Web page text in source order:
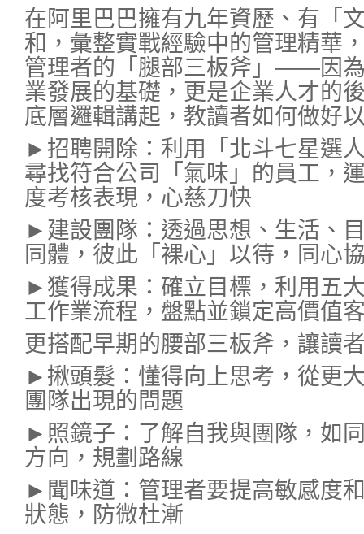
在阿里巴巴擁有九年資歷、有「
和，彙整實戰經驗中的管理精華
管理者的「腿部三板斧」——因
業發展的基礎，更是企業人才的
底層邏輯講起，教讀者如何做好
►招聘開除：利用「北斗七星選
尋找符合公司「氣味」的員工，
度考核表現，心慈刀快
►建設團隊：透過思想、生活、
同體，彼此「裸心」以待，同心
►獲得成果：確立目標，利用五
工作業流程，盤點並鎖定高價值
更搭配早期的腰部三板斧，讓讀
►揪頭髮：懂得向上思考，從更
團隊出現的問題
►照鏡子：了解自我與團隊，如
方向，規劃路線
►聞味道：管理者要提高敏感度
狀態，防微杜漸